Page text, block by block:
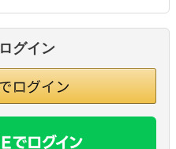
グイン